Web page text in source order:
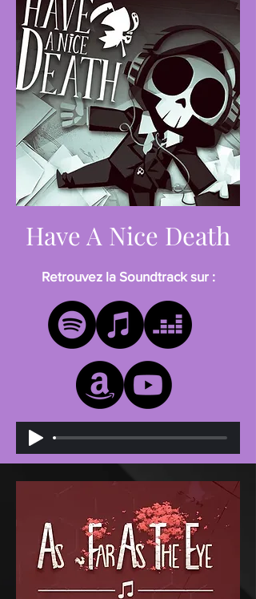
Have A Nice Death
Retrouvez la Soundtrack sur :